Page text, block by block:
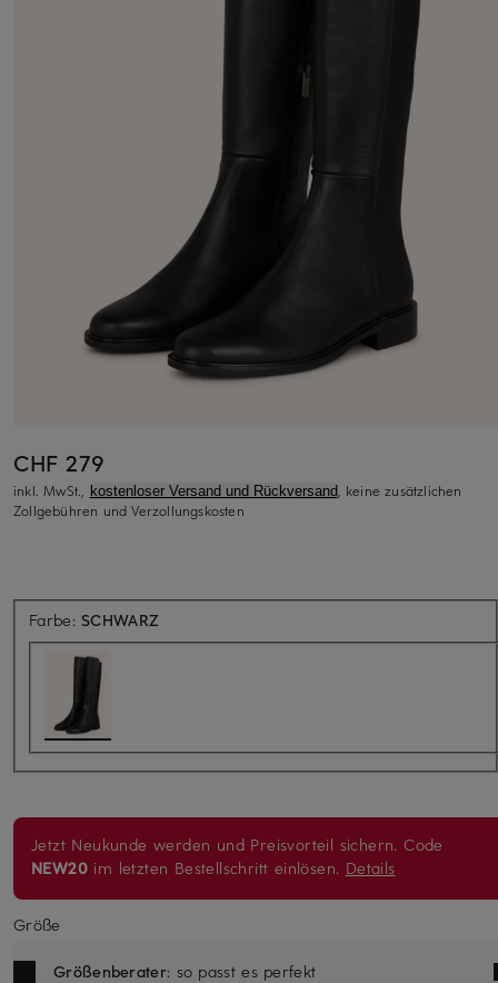
CHF 279
inkl. MwSt., kostenloser Versand und Rückversand, keine zusätzlichen
Zollgebühren und Verzollungskosten
Farbe: SCHWARZ
Jetzt Neukunde werden und Preisvorteil sichern. Code
NEW20 im letzten Bestellschritt einlösen. Details
Größe
Größenberater: so passt es perfekt